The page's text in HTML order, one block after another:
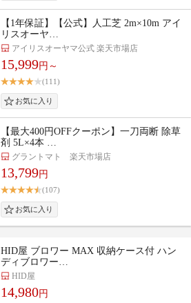
【1年保証】【公式】人工芝 2m×10m アイ
リスオーヤ…
アイリスオーヤマ公式 楽天市場店
15,999円～
(111)
【最大400円OFFクーポン】一刀両断 除草
剤 5L×4本 …
グラントマト 楽天市場店
13,799円
(107)
HID屋 ブロワー MAX 収納ケース付 ハン
ディブロワー…
HID屋
14,980円